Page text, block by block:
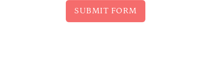
SUBMIT FORM